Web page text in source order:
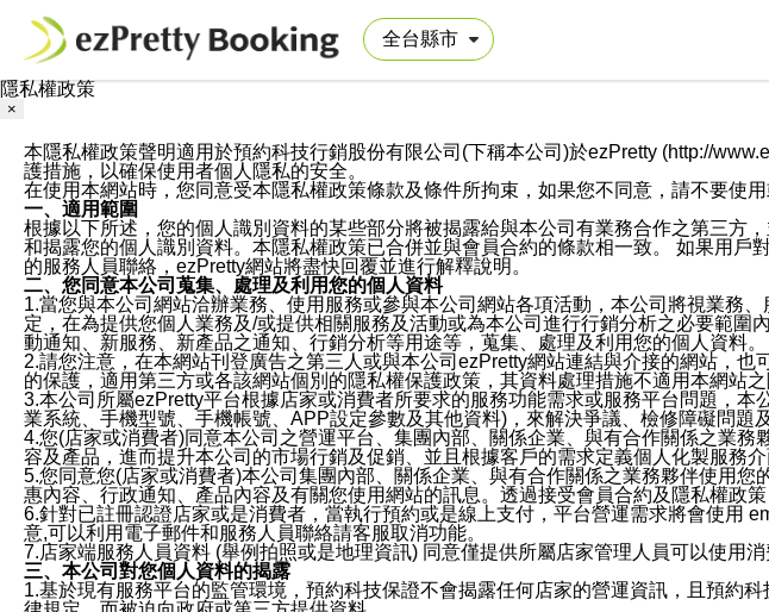
隱私權政策
×
本隱私權政策聲明適用於預約科技行銷股份有限公司(下稱本公司)於ezPretty (http://
護措施，以確保使用者個人隱私的安全。
在使用本網站時，您同意受本隱私權政策條款及條件所拘束，如果您不同意，請不要使用
一、適用範圍
根據以下所述，您的個人識別資料的某些部分將被揭露給與本公司有業務合作之第三方
和揭露您的個人識別資料。本隱私權政策已合併並與會員合約的條款相一致。 如果用
的服務人員聯絡，ezPretty網站將盡快回覆並進行解釋說明。
二、您同意本公司蒐集、處理及利用您的個人資料
1.當您與本公司網站洽辦業務、使用服務或參與本公司網站各項活動，本公司將視業務
定，在為提供您個人業務及/或提供相關服務及活動或為本公司進行行銷分析之必要範
動通知、新服務、新產品之通知、行銷分析等用途等，蒐集、處理及利用您的個人資料。
2.請您注意，在本網站刊登廣告之第三人或與本公司ezPretty網站連結與介接的網站，
的保護，適用第三方或各該網站個別的隱私權保護政策，其資料處理措施不適用本網站
3.本公司所屬ezPretty平台根據店家或消費者所要求的服務功能需求或服務平台問題，
業系統、手機型號、手機帳號、APP設定參數及其他資料)，來解決爭議、檢修障礙問
4.您(店家或消費者)同意本公司之營運平台、集團內部、關係企業、與有合作關係之業
容及產品，進而提升本公司的市場行銷及促銷、並且根據客戶的需求定義個人化製服務
5.您同意您(店家或消費者)本公司集團內部、關係企業、與有合作關係之業務夥伴使用
惠內容、行政通知、產品內容及有關您使用網站的訊息。透過接受會員合約及隱私權政
6.針對已註冊認證店家或是消費者，當執行預約或是線上支付，平台營運需求將會使用
意,可以利用電子郵件和服務人員聯絡請客服取消功能。
7.店家端服務人員資料 (舉例拍照或是地理資訊) 同意僅提供所屬店家管理人員可以使用
三、本公司對您個人資料的揭露
1.基於現有服務平台的監管環境，預約科技保證不會揭露任何店家的營運資訊，且預約